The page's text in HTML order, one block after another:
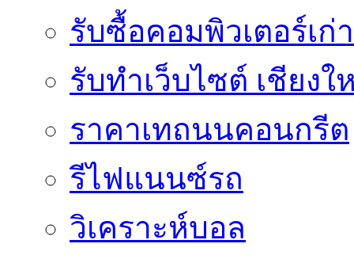
รับซื้อคอมพิวเตอร์เก่า
รับทำเว็บไซต์ เชียงใ
ราคาเทถนนคอนกรีต
รีไฟแนนซ์รถ
วิเคราะห์บอล